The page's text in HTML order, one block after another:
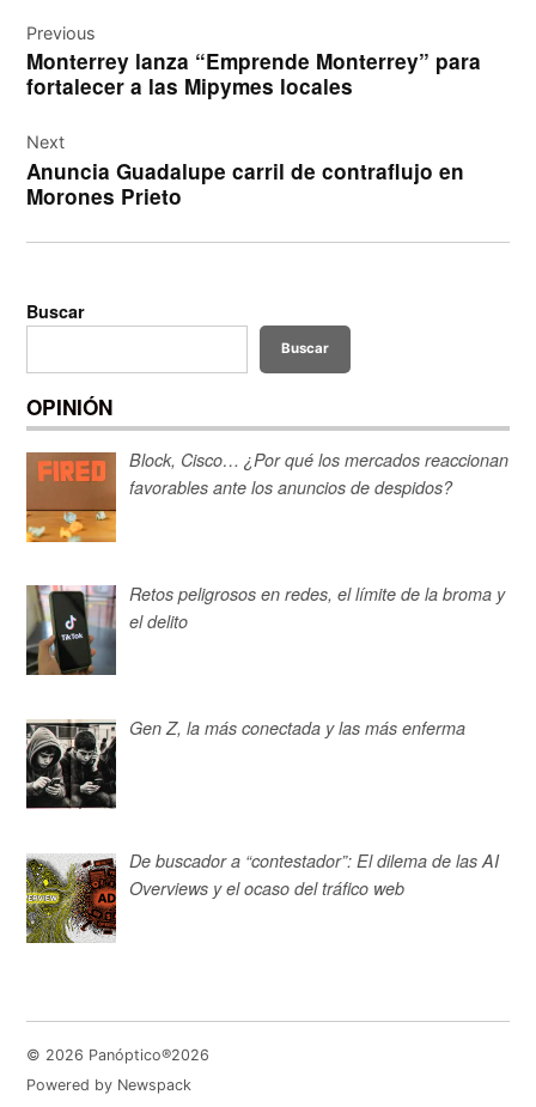
de
entradas
Previous
Monterrey lanza “Emprende Monterrey” para
fortalecer a las Mipymes locales
Next
Anuncia Guadalupe carril de contraflujo en
Morones Prieto
Buscar
Buscar
OPINIÓN
Block, Cisco… ¿Por qué los mercados reaccionan
favorables ante los anuncios de despidos?
Retos peligrosos en redes, el límite de la broma y
el delito
Gen Z, la más conectada y las más enferma
De buscador a “contestador”: El dilema de las AI
Overviews y el ocaso del tráfico web
© 2026 Panóptico®2026
Powered by Newspack